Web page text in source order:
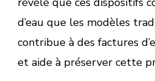
d’eau que les modèles
contribue à des factures
et aide à préserver cette